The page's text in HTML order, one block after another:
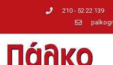
210 - 52 22 139